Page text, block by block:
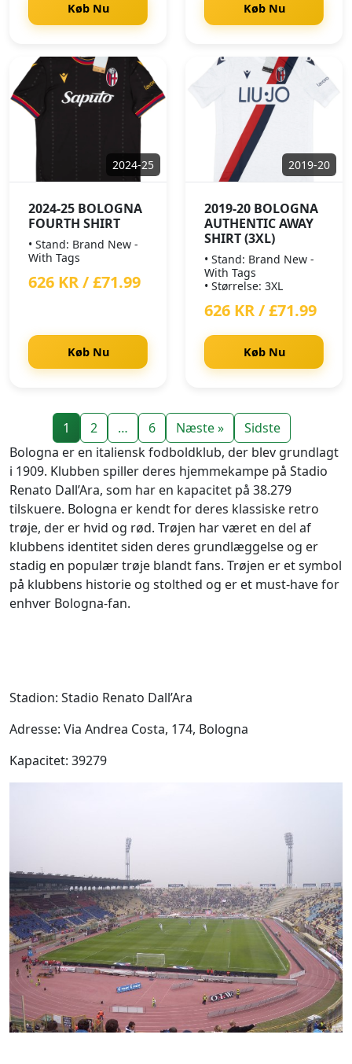
Køb Nu Køb Nu
2024-25
2024-25 BOLOGNA
FOURTH SHIRT
• Stand: Brand New -
With Tags
626 KR / £71.99
Køb Nu
2019-20
2019-20 BOLOGNA
AUTHENTIC AWAY
SHIRT (3XL)
• Stand: Brand New -
With Tags
• Størrelse: 3XL
626 KR / £71.99
Køb Nu
1 2 … 6 Næste »
Sidste
Bologna er en italiensk fodboldklub, der blev grundlagt
i 1909. Klubben spiller deres hjemmekampe på Stadio
Renato Dall’Ara, som har en kapacitet på 38.279
tilskuere. Bologna er kendt for deres klassiske retro
trøje, der er hvid og rød. Trøjen har været en del af
klubbens identitet siden deres grundlæggelse og er
stadig en populær trøje blandt fans. Trøjen er et symbol
på klubbens historie og stolthed og er et must-have for
enhver Bologna-fan.
Stadion: Stadio Renato Dall’Ara
Adresse: Via Andrea Costa, 174, Bologna
Kapacitet: 39279